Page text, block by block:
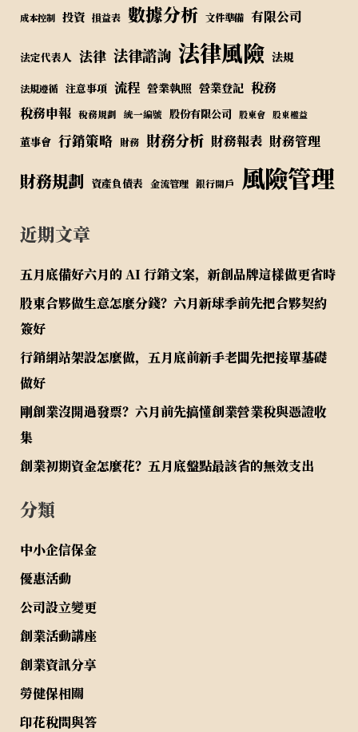
成本控制 投資 損益表 數據分析 文件準備 有限公司
法定代表人 法律 法律諮詢 法律風險 法規
法規遵循 注意事項 流程 營業執照 營業登記 稅務
稅務申報 稅務規劃 統一編號 股份有限公司 股東會 股東權益
董事會 行銷策略 財務 財務分析 財務報表 財務管理
財務規劃 資產負債表 金流管理 銀行開戶 風險管理
近期文章
五月底備好六月的 AI 行銷文案，新創品牌這樣做更省時
股東合夥做生意怎麼分錢？六月新球季前先把合夥契約
簽好
行銷網站架設怎麼做，五月底前新手老闆先把接單基礎
做好
剛創業沒開過發票？六月前先搞懂創業營業稅與憑證收
集
創業初期資金怎麼花？五月底盤點最該省的無效支出
分類
中小企信保金
優惠活動
公司設立變更
創業活動講座
創業資訊分享
勞健保相關
印花稅問與答